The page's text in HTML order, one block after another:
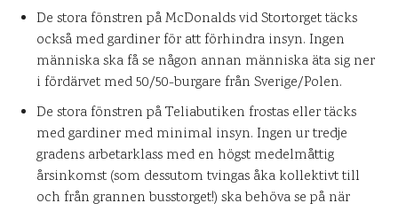
De stora fönstren på McDonalds vid Stortorget täcks
också med gardiner för att förhindra insyn. Ingen
människa ska få se någon annan människa äta sig ner
i fördärvet med 50/50-burgare från Sverige/Polen.
De stora fönstren på Teliabutiken frostas eller täcks
med gardiner med minimal insyn. Ingen ur tredje
gradens arbetarklass med en högst medelmåttig
årsinkomst (som dessutom tvingas åka kollektivt till
och från grannen busstorget!) ska behöva se på när